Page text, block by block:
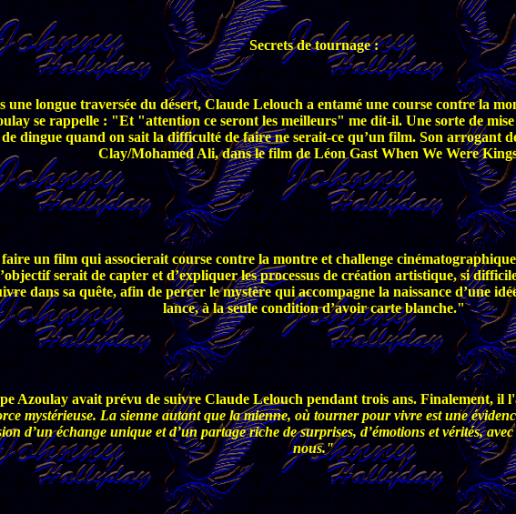
Secrets de tournage :
une longue traversée du désert, Claude Lelouch a entamé une course contre la
se rappelle : "Et "attention ce seront les meilleurs" me dit-il. Une sorte de
dingue quand on sait la difficulté de faire ne serait-ce qu’un film. Son arrogant
Clay/Mohamed Ali, dans le film de LéonGast When We Were
un film qui associerait course contre la montre et challenge
serait de capter et d’expliquer les processus de création artistique, si
dans sa quête, afin de percer le mystère qui accompagne la naissance d’une
lance, à la seule condition d’avoir carte blanche."
Azoulay avait prévu de suivre Claude Lelouch pendant trois ans. Finalement, il
mystérieuse. La sienne autant que la mienne, où tourner pour vivre est une
d’un échange unique et d’un partage riche de surprises, d’émotions et vérités,
nous."